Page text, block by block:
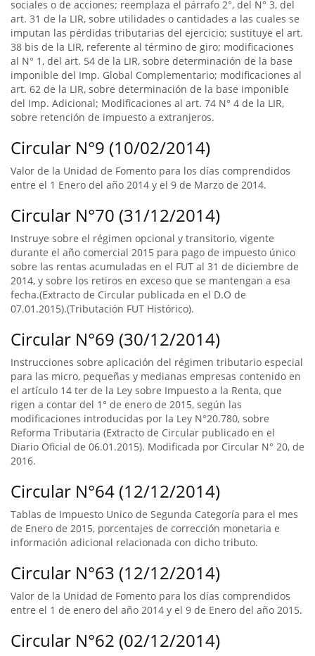
sociales o de acciones; reemplaza el párrafo 2°, del N° 3, del
art. 31 de la LIR, sobre utilidades o cantidades a las cuales se
imputan las pérdidas tributarias del ejercicio; sustituye el art.
38 bis de la LIR, referente al término de giro; modificaciones
al N° 1, del art. 54 de la LIR, sobre determinación de la base
imponible del Imp. Global Complementario; modificaciones al
art. 62 de la LIR, sobre determinación de la base imponible
del Imp. Adicional; Modificaciones al art. 74 N° 4 de la LIR,
sobre retención de impuesto a extranjeros.
Circular N°9 (10/02/2014)
Valor de la Unidad de Fomento para los días comprendidos
entre el 1 Enero del año 2014 y el 9 de Marzo de 2014.
Circular N°70 (31/12/2014)
Instruye sobre el régimen opcional y transitorio, vigente
durante el año comercial 2015 para pago de impuesto único
sobre las rentas acumuladas en el FUT al 31 de diciembre de
2014, y sobre los retiros en exceso que se mantengan a esa
fecha.(Extracto de Circular publicada en el D.O de
07.01.2015).(Tributación FUT Histórico).
Circular N°69 (30/12/2014)
Instrucciones sobre aplicación del régimen tributario especial
para las micro, pequeñas y medianas empresas contenido en
el artículo 14 ter de la Ley sobre Impuesto a la Renta, que
rigen a contar del 1° de enero de 2015, según las
modificaciones introducidas por la Ley N°20.780, sobre
Reforma Tributaria (Extracto de Circular publicado en el
Diario Oficial de 06.01.2015). Modificada por Circular N° 20, de
2016.
Circular N°64 (12/12/2014)
Tablas de Impuesto Unico de Segunda Categoría para el mes
de Enero de 2015, porcentajes de corrección monetaria e
información adicional relacionada con dicho tributo.
Circular N°63 (12/12/2014)
Valor de la Unidad de Fomento para los días comprendidos
entre el 1 de enero del año 2014 y el 9 de Enero del año 2015.
Circular N°62 (02/12/2014)